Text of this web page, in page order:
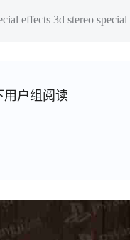
effects 3d stereo
用户组阅读